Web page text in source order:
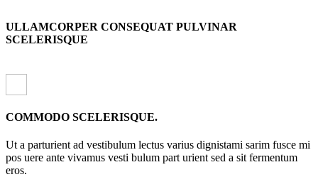
ULLAMCORPER CONSEQUAT PULVINAR
SCELERISQUE
COMMODO SCELERISQUE.
Ut a parturient ad vestibulum lectus varius dignistami sarim fusce mi
pos uere ante vivamus vesti bulum part urient sed a sit fermentum
eros.